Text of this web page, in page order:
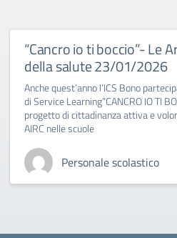
“Cancro io ti boccio”- Le
della salute 23/01/2026
Anche quest’anno l’ICS Bono
di Service Learning”CANCRO IO TI
progetto di cittadinanza attiva e
AIRC nelle scuole
Personale scolastico